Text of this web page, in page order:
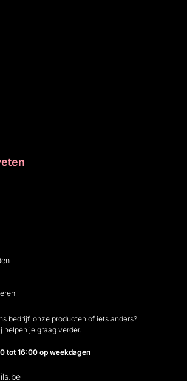
bedrijf, onze producten of iets anders?
je graag verder.
tot 16:00 op weekdagen